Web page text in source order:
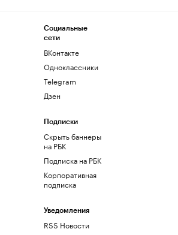
Социальные
сети
ВКонтакте
Одноклассники
Telegram
Дзен
Подписки
Скрыть баннеры
на РБК
Подписка на РБК
Корпоративная
подписка
Уведомления
RSS Новости